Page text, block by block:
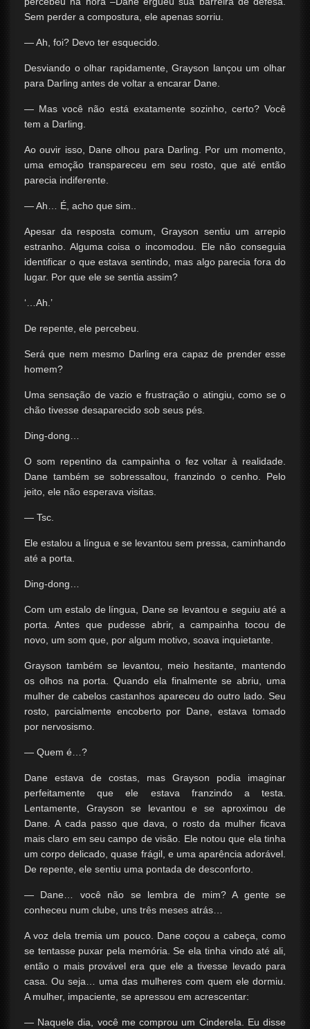
Sem perder a compostura, ele apenas sorriu.
— Ah, foi? Devo ter esquecido.
Desviando o olhar rapidamente, Grayson lançou um olhar
para Darling antes de voltar a encarar Dane.
— Mas você não está exatamente sozinho, certo? Você
tem a Darling.
Ao ouvir isso, Dane olhou para Darling. Por um momento,
uma emoção transpareceu em seu rosto, que até então
parecia indiferente.
— Ah… É, acho que sim..
Apesar da resposta comum, Grayson sentiu um arrepio
estranho. Alguma coisa o incomodou. Ele não conseguia
identificar o que estava sentindo, mas algo parecia fora do
lugar. Por que ele se sentia assim?
‘…Ah.’
De repente, ele percebeu.
Será que nem mesmo Darling era capaz de prender esse
homem?
Uma sensação de vazio e frustração o atingiu, como se o
chão tivesse desaparecido sob seus pés.
Ding-dong…
O som repentino da campainha o fez voltar à realidade.
Dane também se sobressaltou, franzindo o cenho. Pelo
jeito, ele não esperava visitas.
— Tsc.
Ele estalou a língua e se levantou sem pressa, caminhando
até a porta.
Ding-dong…
Com um estalo de língua, Dane se levantou e seguiu até a
porta. Antes que pudesse abrir, a campainha tocou de
novo, um som que, por algum motivo, soava inquietante.
Grayson também se levantou, meio hesitante, mantendo
os olhos na porta. Quando ela finalmente se abriu, uma
mulher de cabelos castanhos apareceu do outro lado. Seu
rosto, parcialmente encoberto por Dane, estava tomado
por nervosismo.
— Quem é…?
Dane estava de costas, mas Grayson podia imaginar
perfeitamente que ele estava franzindo a testa.
Lentamente, Grayson se levantou e se aproximou de
Dane. A cada passo que dava, o rosto da mulher ficava
mais claro em seu campo de visão. Ele notou que ela tinha
um corpo delicado, quase frágil, e uma aparência adorável.
De repente, ele sentiu uma pontada de desconforto.
— Dane… você não se lembra de mim? A gente se
conheceu num clube, uns três meses atrás…
A voz dela tremia um pouco. Dane coçou a cabeça, como
se tentasse puxar pela memória. Se ela tinha vindo até ali,
então o mais provável era que ele a tivesse levado para
casa. Ou seja… uma das mulheres com quem ele dormiu.
A mulher, impaciente, se apressou em acrescentar:
— Naquele dia, você me comprou um Cinderela. Eu disse